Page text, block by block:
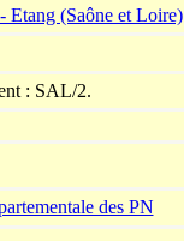
Etang (Saône et Loire)
: SAL/2.
des PN